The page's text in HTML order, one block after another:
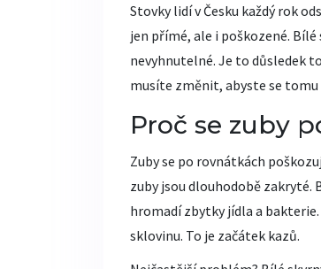
Stovky lidí v Česku každý rok
jen přímé, ale i poškozené.
nevyhnutelné. Je to důsledek
musíte změnit, abyste se tomu
Proč se zuby
Zuby se po rovnátkách
zuby jsou dlouhodobě zakryté.
hromadí zbytky jídla a
sklovinu. To je začátek kazů.